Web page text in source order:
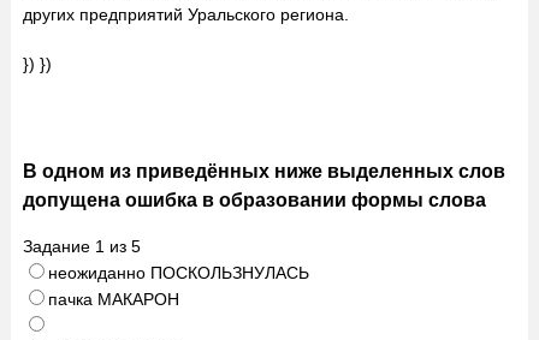
других предприятий Уральского региона.
}) })
В одном из приведённых ниже выделенных слов
допущена ошибка в образовании формы слова
Задание 1 из 5
неожиданно ПОСКОЛЬЗНУЛАСЬ
пачка МАКАРОН